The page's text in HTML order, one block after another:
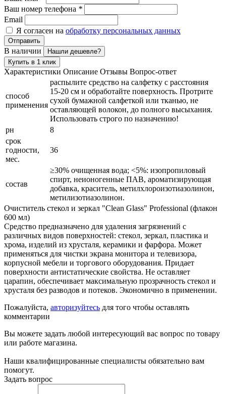
Ваш номер телефона *
Email
Я согласен на обработку персональных данных
Отправить
В наличии
Нашли дешевле?
Купить в 1 клик
Характеристики Описание Отзывы Вопрос-ответ
способ
применения
распылите средство на салфетку с расстояния
15-20 см и обработайте поверхность. Протрите
сухой бумажной салфеткой или тканью, не
оставляющей волокон, до полного высыхания.
Использовать строго по назначению!
рн
8
срок
годности,
мес.
36
состав
≥30% очищенная вода; <5%: изопропиловый
спирт, неионогенные ПАВ, ароматизирующая
добавка, краситель, метилхлороизотиазолинон,
метилизотиазолинон.
Очиститель стекол и зеркал "Clean Glass" Professional (флакон
600 мл)
Средство предназначено для удаления загрязнений с
различных видов поверхностей: стекол, зеркал, пластика и
хрома, изделий из хрусталя, керамики и фарфора. Может
применяться для чистки экрана монитора и телевизора,
корпусной мебели и торгового оборудования. Придает
поверхности антистатические свойства. Не оставляет
царапин, обеспечивает максимальную прозрачность стекол и
хрусталя без разводов и потеков. Экономично в применении.
Пожалуйста, авторизуйтесь для того чтобы оставлять
комментарии
Вы можете задать любой интересующий вас вопрос по товару
или работе магазина.
Наши квалифицированные специалисты обязательно вам
помогут.
Задать вопрос